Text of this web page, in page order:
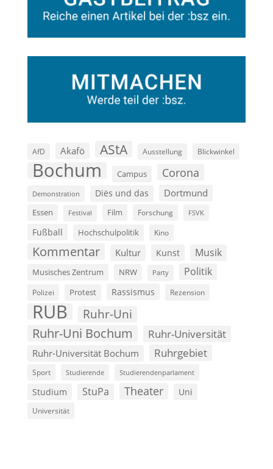
AfD Akafö AStA Ausstellung Blickwinkel
Bochum Campus Corona
Demonstration Diës und das Dortmund
Essen Festival Film Forschung FSVK
Fußball Hochschulpolitik Kino
Kommentar Kultur Kunst Musik
Musisches Zentrum NRW Party Politik
Polizei Protest Rassismus Rezension
RUB Ruhr-Uni
Ruhr-Uni Bochum Ruhr-Universität
Ruhr-Universität Bochum Ruhrgebiet
Sport Studierende Studierendenparlament
Studium StuPa Theater Uni
Universität